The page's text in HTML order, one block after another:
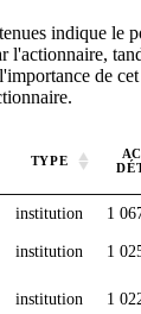
indique le
l'actionnaire,
de
TYPE
institution 1
institution 1
institution 1